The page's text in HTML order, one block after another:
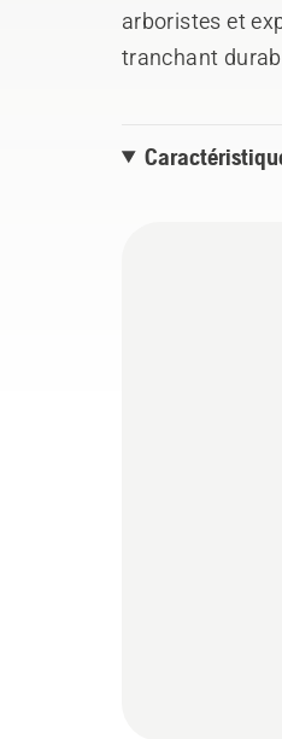
arboristes et
tranchant